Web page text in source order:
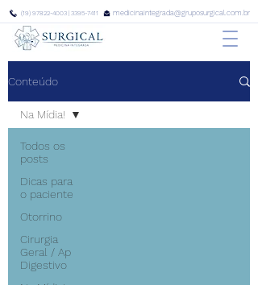
(19) 97822-4003 3395-7411 medicinaintegrada@gruposurgical.com.br
Conteúdo
Todos os
posts
Dicas para
o paciente
Otorrino
Cirurgia
Geral / Ap
Digestivo
Na Mídia!